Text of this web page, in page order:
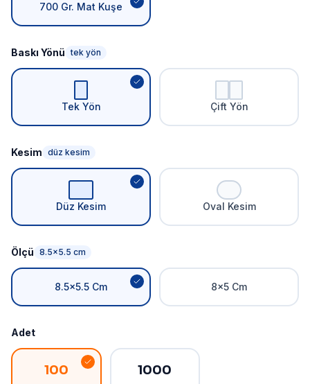
700 Gr. Mat Kuşe
Baskı Yönü tek yön
Tek Yön Çift Yön
Kesim düz kesim
Düz Kesim Oval Kesim
Ölçü 8.5x5.5 cm
8.5x5.5 Cm 8x5 Cm
Adet
100 1000